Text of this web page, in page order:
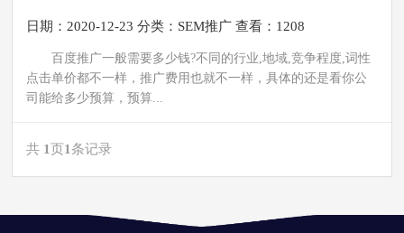
日期：2020-12-23 分类： SEM推广 查看：1208
百度推广一般需要多少钱?不同的行业,地域,竞争程度,词性
点击单价都不一样，推广费用也就不一样，具体的还是看你公
司能给多少预算，预算...
共 1页1条记录